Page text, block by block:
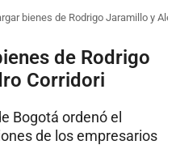
bienes de Rodrigo Jaramillo y
de Rodrigo
Corridori
Bogotá ordenó el
de los empresarios